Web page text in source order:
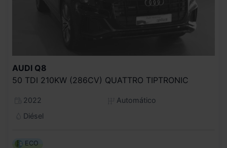
AUDI Q8
50 TDI 210KW (286CV) QUATTRO TIPTRONIC
2022
Automático
Diésel
ECO